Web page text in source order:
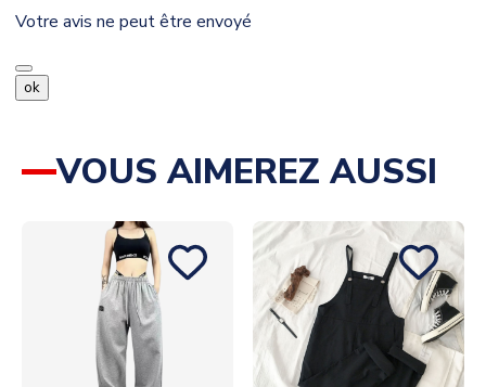
Votre avis ne peut être envoyé
ok
VOUS AIMEREZ AUSSI